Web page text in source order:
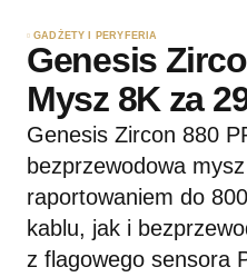
GADŻETY I PERYFERIA
Genesis
Mysz 8K za
Genesis Zircon 880
bezprzewodowa
raportowaniem do
kablu, jak i
z flagowego sensora